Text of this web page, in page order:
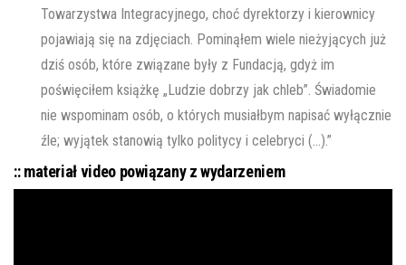
Towarzystwa Integracyjnego, choć dyrektorzy i kierownicy
pojawiają się na zdjęciach. Pominąłem wiele nieżyjących już
dziś osób, które związane były z Fundacją, gdyż im
poświęciłem książkę „Ludzie dobrzy jak chleb”. Świadomie
nie wspominam osób, o których musiałbym napisać wyłącznie
źle; wyjątek stanowią tylko politycy i celebryci (…).”
:: materiał video powiązany z wydarzeniem